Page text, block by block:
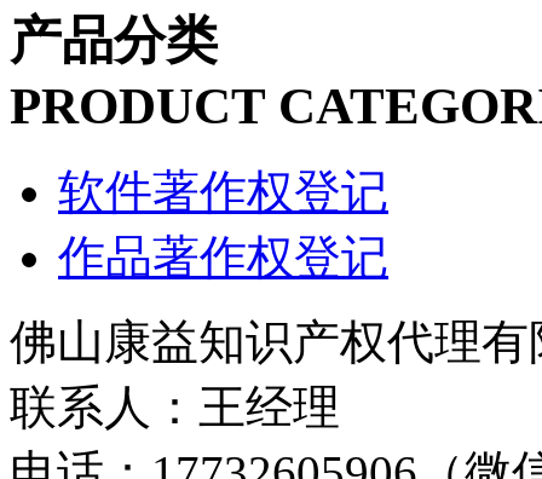
产品分类
PRODUCT
软件著作权登记
作品著作权登记
佛山康益知识产权代理有
联系人：王经理